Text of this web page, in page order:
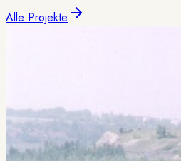
Alle Projekte